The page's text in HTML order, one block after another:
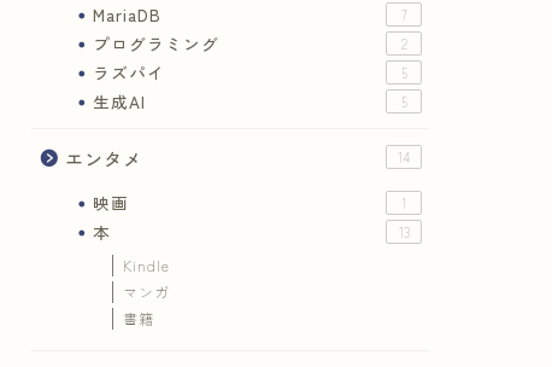
MariaDB 7
プログラミング 2
ラズパイ 5
生成AI 5
エンタメ 14
映画 1
本 13
Kindle
マンガ
書籍